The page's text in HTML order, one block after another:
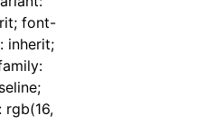
font-
inherit;
rgb(16,